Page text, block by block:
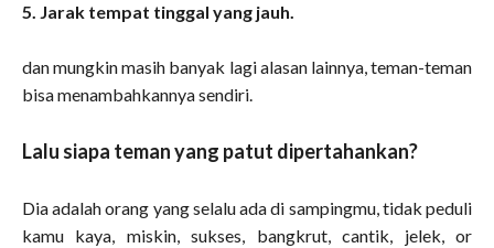
5. Jarak tempat tinggal yang jauh.
dan mungkin masih banyak lagi alasan lainnya, teman-teman
bisa menambahkannya sendiri.
Lalu siapa teman yang patut dipertahankan?
Dia adalah orang yang selalu ada di sampingmu, tidak peduli
kamu kaya, miskin, sukses, bangkrut, cantik, jelek, or